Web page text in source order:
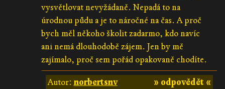
vysvětlovat nevyžádaně. Nepadá to na
úrodnou půdu a je to náročné na čas. A proč
bych měl někoho školit zadarmo, kdo navíc
ani nemá dlouhodobě zájem. Jen by mě
zajímalo, proč sem pořád opakovaně chodíte.
» odpovědět «
Autor:norbertsnv